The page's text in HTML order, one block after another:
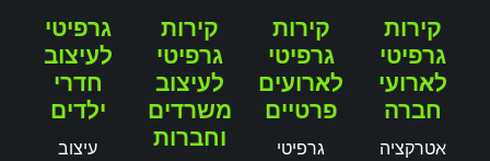
קירות
גרפיטי
לארועי
חברה
אטרקציה
קירות
גרפיטי
לארועים
פרטיים
גרפיטי
קירות
גרפיטי
לעיצוב
משרדים
וחברות
גרפיטי
לעיצוב
חדרי
ילדים
עיצוב